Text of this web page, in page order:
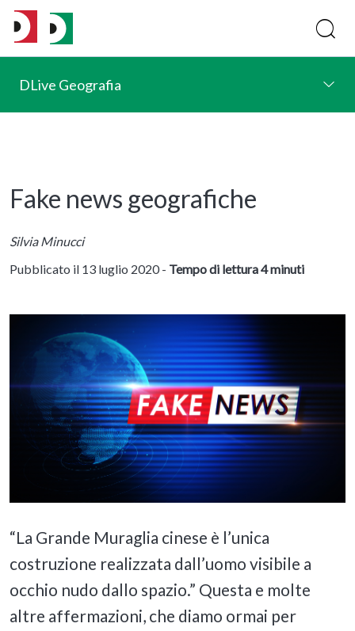
DLive Geografia
Fake news geografiche
Silvia Minucci
Pubblicato il 13 luglio 2020 - Tempo di lettura 4 minuti
“La Grande Muraglia cinese è l’unica
costruzione realizzata dall’uomo visibile a
occhio nudo dallo spazio.” Questa e molte
altre affermazioni, che diamo ormai per